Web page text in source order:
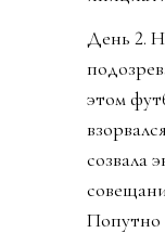
День 2.
этом
созвала
Попутно